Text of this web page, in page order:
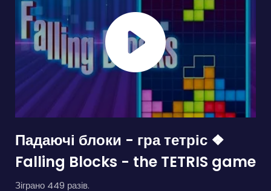
Падаючі блоки - гра тетріс ❖
Falling Blocks - the TETRIS game
Зіграно 449 разів.